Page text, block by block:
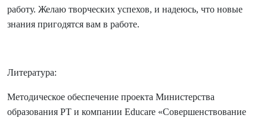
работу. Желаю творческих успехов, и надеюсь, что новые
знания пригодятся вам в работе.
Литература:
Методическое обеспечение проекта Министерства
образования РТ и компании Educare «Совершенствование